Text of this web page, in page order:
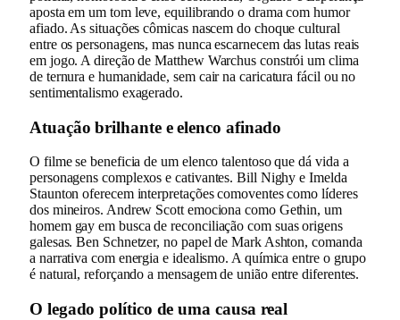
aposta em um tom leve, equilibrando o drama com humor
afiado. As situações cômicas nascem do choque cultural
entre os personagens, mas nunca escarnecem das lutas reais
em jogo. A direção de Matthew Warchus constrói um clima
de ternura e humanidade, sem cair na caricatura fácil ou no
sentimentalismo exagerado.
Atuação brilhante e elenco afinado
O filme se beneficia de um elenco talentoso que dá vida a
personagens complexos e cativantes. Bill Nighy e Imelda
Staunton oferecem interpretações comoventes como líderes
dos mineiros. Andrew Scott emociona como Gethin, um
homem gay em busca de reconciliação com suas origens
galesas. Ben Schnetzer, no papel de Mark Ashton, comanda
a narrativa com energia e idealismo. A química entre o grupo
é natural, reforçando a mensagem de união entre diferentes.
O legado político de uma causa real